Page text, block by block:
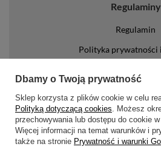
Regulaminy
Regulamin
Polityka prywatności
Formy
Media
Dbamy o Twoją prywatność
Sklep korzysta z plików cookie w celu
Polityką dotyczącą cookies. Możesz
przechowywania lub dostępu do cookie
Więcej informacji na temat warunków i
także na stronie Prywatność i warunki